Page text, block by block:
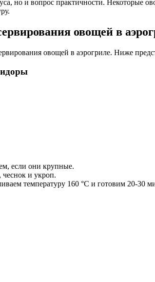
но и вопрос практичности. Некоторые
овощей в
овощей в аэрогриле. Ниже
если они крупные.
и укроп.
температуру 160 °C и готовим 20-30